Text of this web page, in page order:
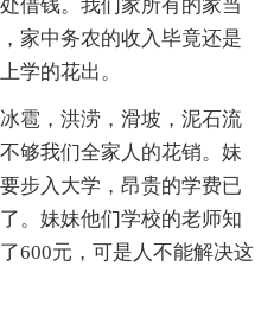
借钱。我们家所有的家当
家中务农的收入毕竟还是
学的花出。
雹，洪涝，滑坡，泥石流
够我们全家人的花销。妹
步入大学，昂贵的学费已
。妹妹他们学校的老师知
600元，可是人不能解决这